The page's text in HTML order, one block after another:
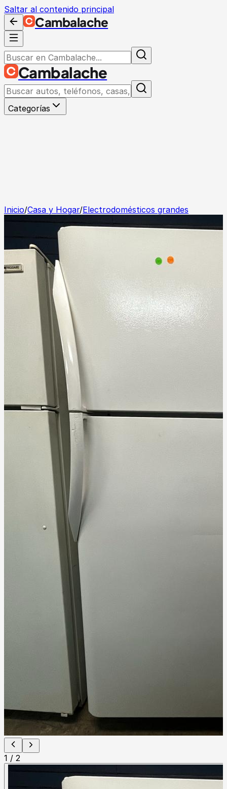
Saltar al contenido principal
Cambalache
Cambalache
Categorías
Inicio/Casa y Hogar/Electrodomésticos grandes
1 / 2